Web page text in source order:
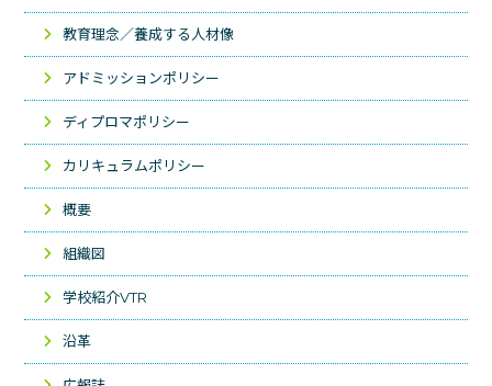
教育理念／養成する人材像
アドミッションポリシー
ディプロマポリシー
カリキュラムポリシー
概要
組織図
学校紹介VTR
沿革